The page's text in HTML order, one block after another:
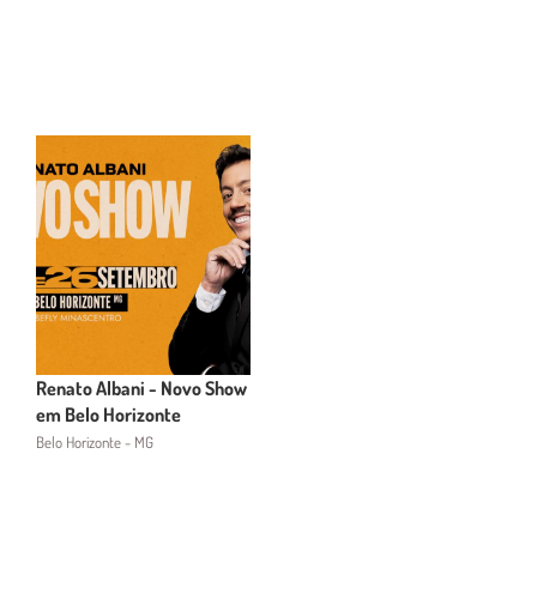
Renato Albani - Novo Show
em Belo Horizonte
Belo Horizonte - MG